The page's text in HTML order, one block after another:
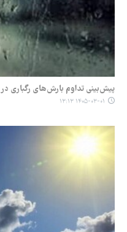
پیش‌بینی تداوم بارش‌های رگباری
۱۴۰۵-۰۳-۰۱ ۱۳:۱۳